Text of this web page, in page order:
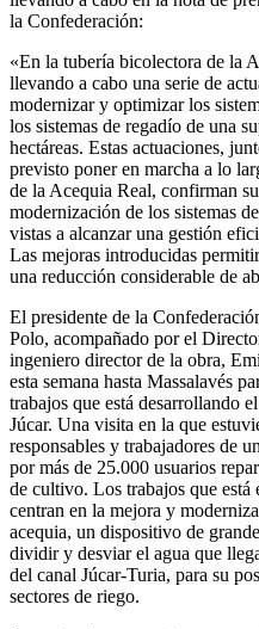
la Confederación:
«En la tubería bicolectora de la
llevando a cabo una serie de
modernizar y optimizar los
los sistemas de regadío de una
hectáreas. Estas actuaciones,
previsto poner en marcha a lo
de la Acequia Real, confirman
modernización de los sistemas
vistas a alcanzar una gestión
Las mejoras introducidas
una reducción considerable de
El presidente de la
Polo, acompañado por el
ingeniero director de la obra,
esta semana hasta Massalavés
trabajos que está desarrollando
Júcar. Una visita en la que
responsables y trabajadores de
por más de 25.000 usuarios
de cultivo. Los trabajos que está
centran en la mejora y
acequia, un dispositivo de
dividir y desviar el agua que
del canal Júcar-Turia, para su
sectores de riego​.